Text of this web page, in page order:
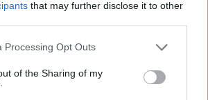
that may further disclose it to other
Processing Opt Outs
of the Sharing of my